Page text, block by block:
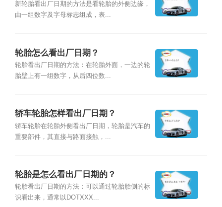
新轮胎看出厂日期的方法是看轮胎的外侧边缘，
由一组数字及字母标志组成，表...
轮胎怎么看出厂日期？
轮胎看出厂日期的方法：在轮胎外面，一边的轮
胎壁上有一组数字，从后四位数...
轿车轮胎怎样看出厂日期？
轿车轮胎在轮胎外侧看出厂日期，轮胎是汽车的
重要部件，其直接与路面接触，...
轮胎是怎么看出厂日期的？
轮胎看出厂日期的方法：可以通过轮胎胎侧的标
识看出来，通常以DOTXXX...